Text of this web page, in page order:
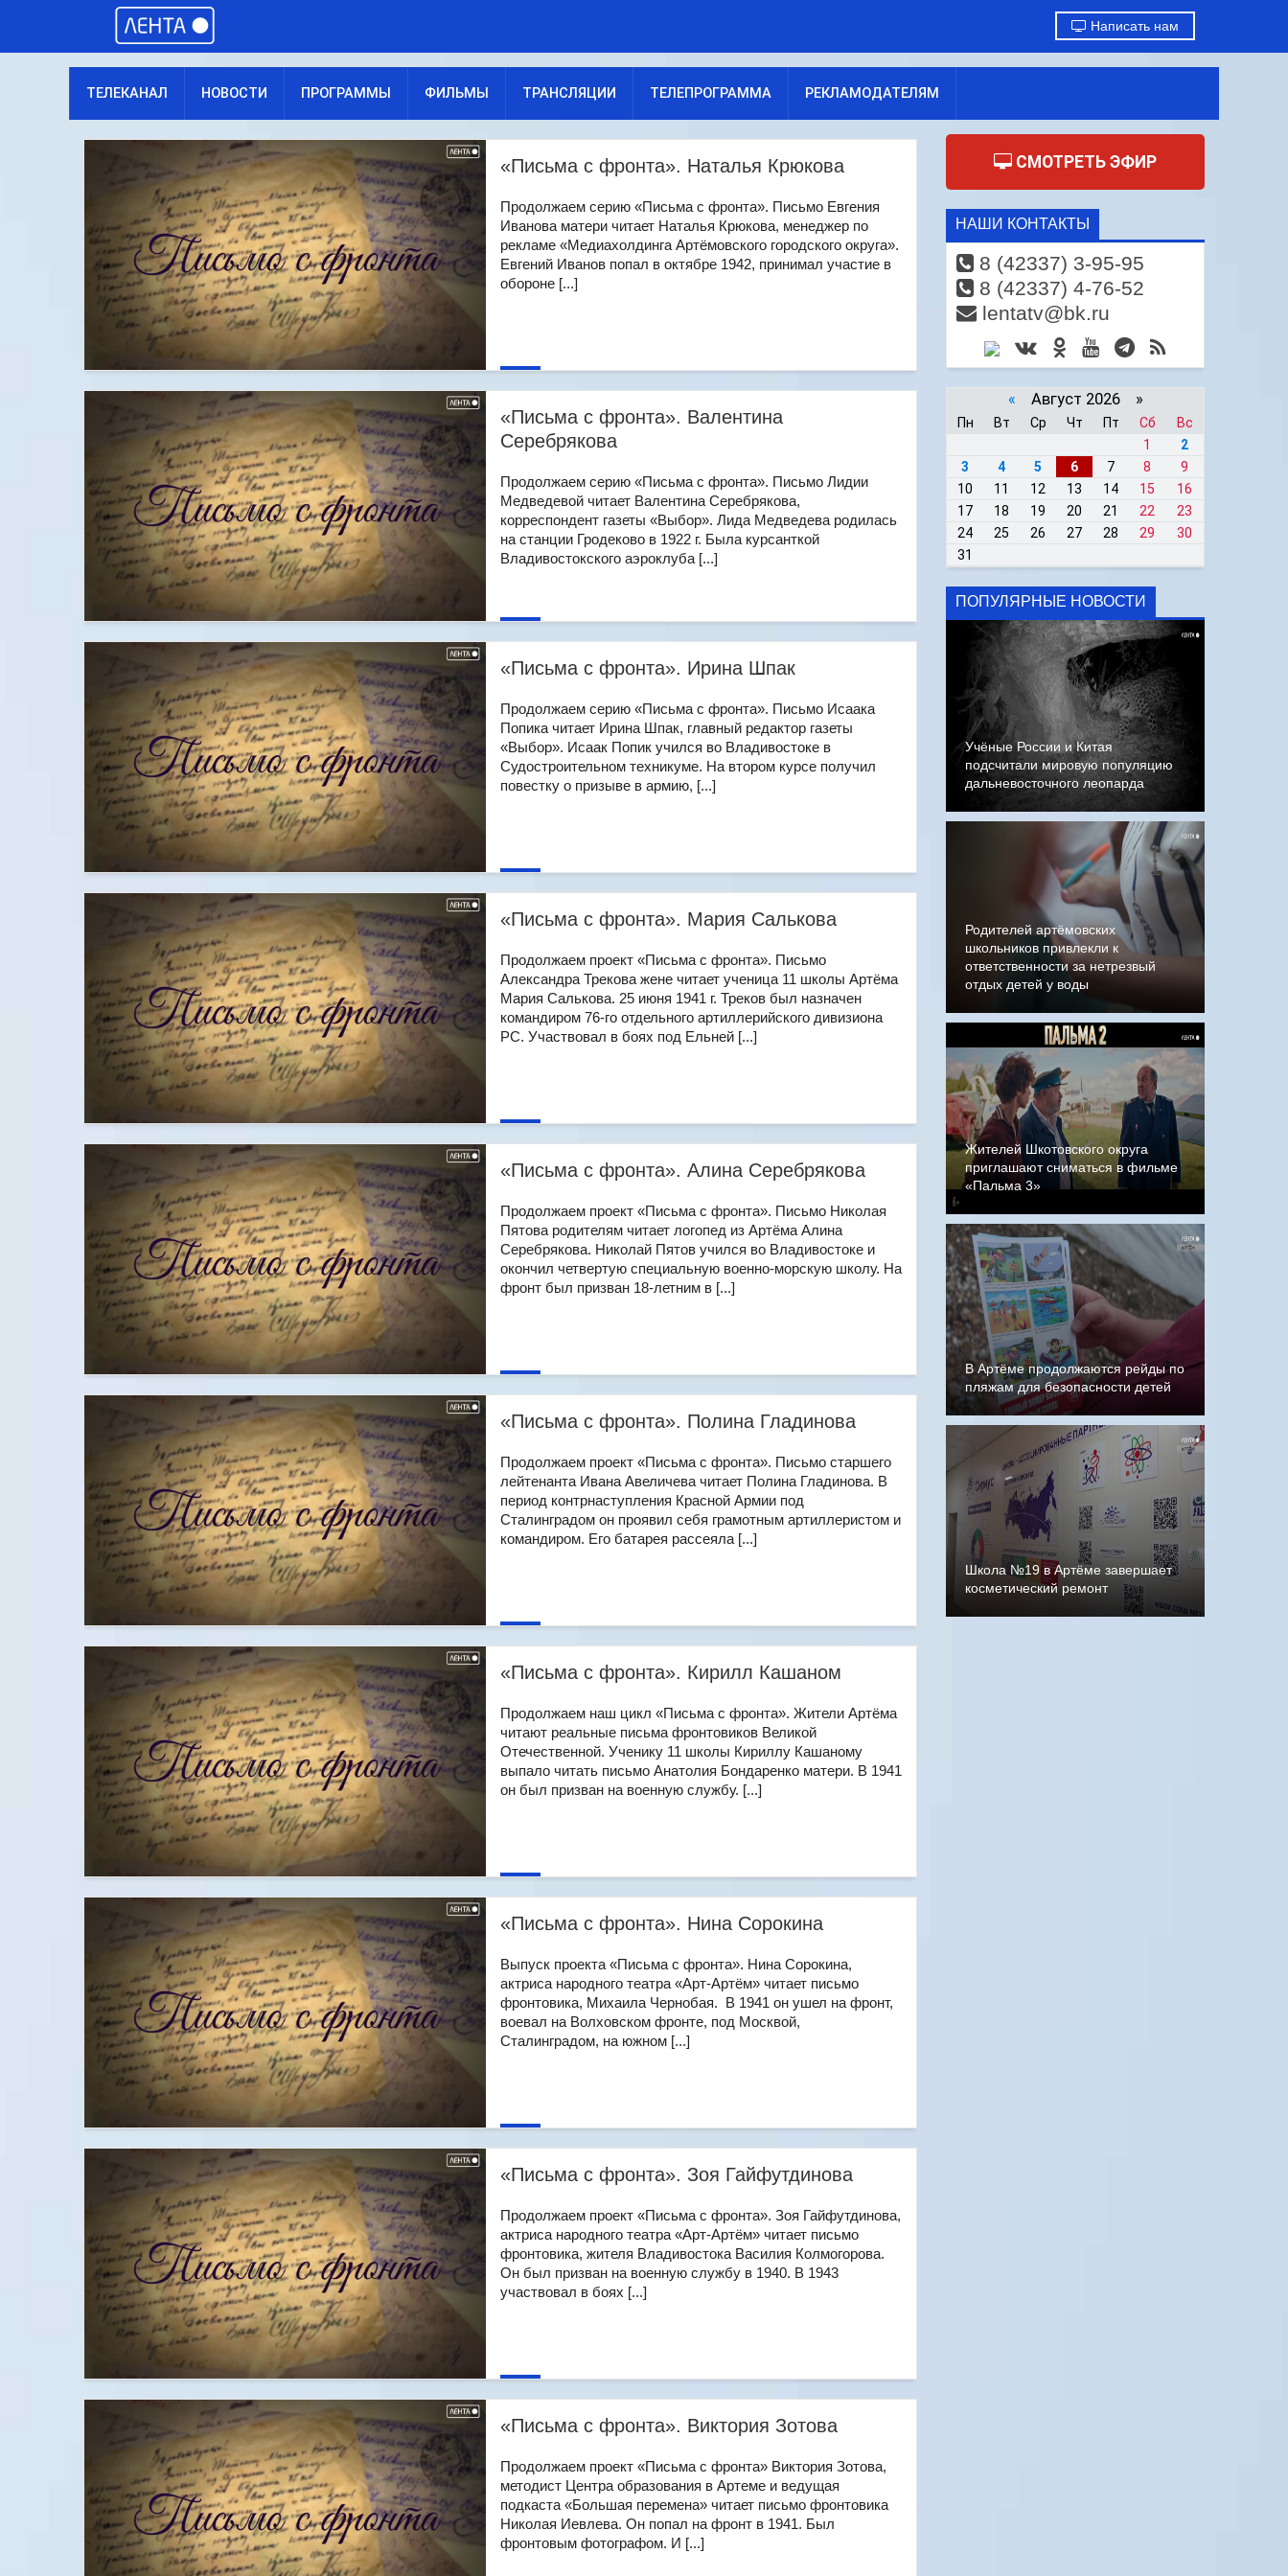
Написать нам
ТЕЛЕКАНАЛ НОВОСТИ ПРОГРАММЫ ФИЛЬМЫ ТРАНСЛЯЦИИ ТЕЛЕПРОГРАММА РЕКЛАМОДАТЕЛЯМ
«Письма с фронта». Наталья Крюкова
Продолжаем серию «Письма с фронта». Письмо Евгения
Иванова матери читает Наталья Крюкова, менеджер по
рекламе «Медиахолдинга Артёмовского городского округа».
Евгений Иванов попал в октябре 1942, принимал участие в
обороне [...]
«Письма с фронта». Валентина
Серебрякова
Продолжаем серию «Письма с фронта». Письмо Лидии
Медведевой читает Валентина Серебрякова,
корреспондент газеты «Выбор». Лида Медведева родилась
на станции Гродеково в 1922 г. Была курсанткой
Владивостокского аэроклуба [...]
«Письма с фронта». Ирина Шпак
Продолжаем серию «Письма с фронта». Письмо Исаака
Попика читает Ирина Шпак, главный редактор газеты
«Выбор». Исаак Попик учился во Владивостоке в
Судостроительном техникуме. На втором курсе получил
повестку о призыве в армию, [...]
«Письма с фронта». Мария Салькова
Продолжаем проект «Письма с фронта». Письмо
Александра Трекова жене читает ученица 11 школы Артёма
Мария Салькова. 25 июня 1941 г. Треков был назначен
командиром 76-го отдельного артиллерийского дивизиона
РС. Участвовал в боях под Ельней [...]
«Письма с фронта». Алина Серебрякова
Продолжаем проект «Письма с фронта». Письмо Николая
Пятова родителям читает логопед из Артёма Алина
Серебрякова. Николай Пятов учился во Владивостоке и
окончил четвертую специальную военно-морскую школу. На
фронт был призван 18-летним в [...]
«Письма с фронта». Полина Гладинова
Продолжаем проект «Письма с фронта». Письмо старшего
лейтенанта Ивана Авеличева читает Полина Гладинова. В
период контрнаступления Красной Армии под
Сталинградом он проявил себя грамотным артиллеристом и
командиром. Его батарея рассеяла [...]
«Письма с фронта». Кирилл Кашаном
Продолжаем наш цикл «Письма с фронта». Жители Артёма
читают реальные письма фронтовиков Великой
Отечественной. Ученику 11 школы Кириллу Кашаному
выпало читать письмо Анатолия Бондаренко матери. В 1941
он был призван на военную службу. [...]
«Письма с фронта». Нина Сорокина
Выпуск проекта «Письма с фронта». Нина Сорокина,
актриса народного театра «Арт-Артём» читает письмо
фронтовика, Михаила Чернобая. В 1941 он ушел на фронт,
воевал на Волховском фронте, под Москвой,
Сталинградом, на южном [...]
«Письма с фронта». Зоя Гайфутдинова
Продолжаем проект «Письма с фронта». Зоя Гайфутдинова,
актриса народного театра «Арт-Артём» читает письмо
фронтовика, жителя Владивостока Василия Колмогорова.
Он был призван на военную службу в 1940. В 1943
участвовал в боях [...]
«Письма с фронта». Виктория Зотова
Продолжаем проект «Письма с фронта» Виктория Зотова,
методист Центра образования в Артеме и ведущая
подкаста «Большая перемена» читает письмо фронтовика
Николая Иевлева. Он попал на фронт в 1941. Был
фронтовым фотографом. И [...]
СМОТРЕТЬ ЭФИР
НАШИ КОНТАКТЫ
8 (42337) 3-95-95
8 (42337) 4-76-52
lentatv@bk.ru
« Август 2026 »
Пн Вт Ср Чт Пт Сб
Вс
1
2
3
4 5 6 7 8
9
10
11 12 13 14 15
16
17
18 19 20 21 22
23
24
25 26 27 28 29
30
31
ПОПУЛЯРНЫЕ НОВОСТИ
Учёные России и Китая
подсчитали мировую популяцию
дальневосточного леопарда
Родителей артёмовских
школьников привлекли к
ответственности за нетрезвый
отдых детей у воды
Жителей Шкотовского округа
приглашают сниматься в фильме
«Пальма 3»
В Артёме продолжаются рейды по
пляжам для безопасности детей
Школа №19 в Артёме завершает
косметический ремонт